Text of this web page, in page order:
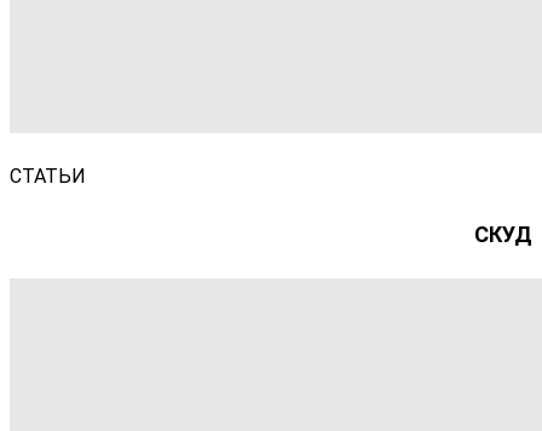
СТАТЬИ
СКУД